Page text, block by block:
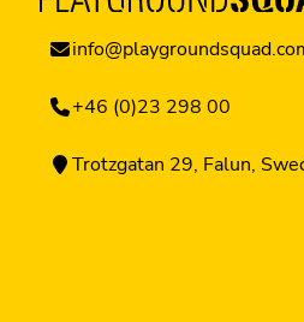
+46 (0)23 298 00
Trotzgatan 29, Falun,